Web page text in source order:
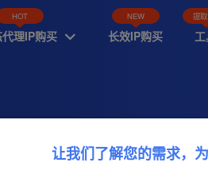
HOT
理IP购买 
NEW
长效IP购买
提
让我们了解您的需求，